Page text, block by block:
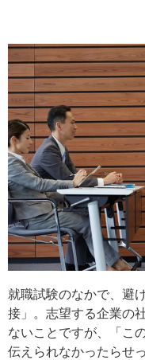
就職試験のなかで、避
接」。志望する企業の
ないことですが、「こ
伝えられなかったらせ